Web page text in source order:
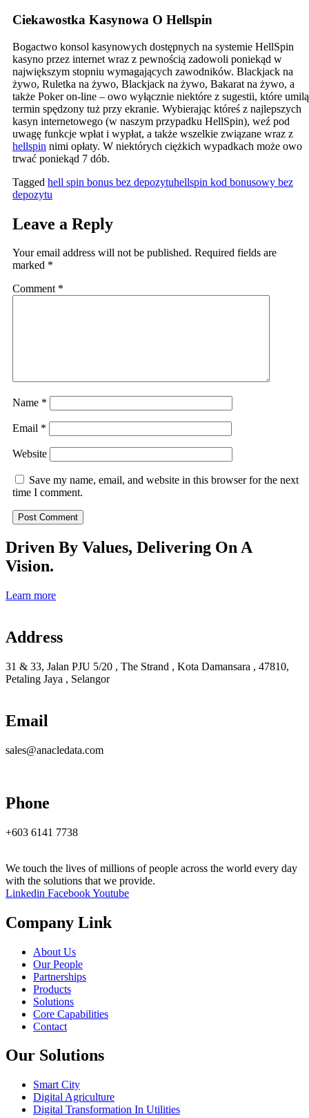
Ciekawostka Kasynowa O Hellspin
Bogactwo konsol kasynowych dostępnych na systemie HellSpin
kasyno przez internet wraz z pewnością zadowoli poniekąd w
największym stopniu wymagających zawodników. Blackjack na
żywo, Ruletka na żywo, Blackjack na żywo, Bakarat na żywo, a
także Poker on-line – owo wyłącznie niektóre z sugestii, które umilą
termin spędzony tuż przy ekranie. Wybierając któreś z najlepszych
kasyn internetowego (w naszym przypadku HellSpin), weź pod
uwagę funkcje wpłat i wypłat, a także wszelkie związane wraz z
hellspin nimi opłaty. W niektórych ciężkich wypadkach może owo
trwać poniekąd 7 dób.
Tagged hell spin bonus bez depozytuhellspin kod bonusowy bez
depozytu
Leave a Reply
Your email address will not be published. Required fields are
marked *
Comment *
Name *
Email *
Website
Save my name, email, and website in this browser for the next
time I comment.
Driven By Values, Delivering On A
Vision.
Learn more
Address
31 & 33, Jalan PJU 5/20 , The Strand , Kota Damansara , 47810,
Petaling Jaya , Selangor
Email
sales@anacledata.com
Phone
+603 6141 7738
We touch the lives of millions of people across the world every day
with the solutions that we provide.
Linkedin FacebookYoutube
Company Link
About Us
Our People
Partnerships
Products
Solutions
Core Capabilities
Contact
Our Solutions
Smart City
Digital Agriculture
Digital Transformation In Utilities